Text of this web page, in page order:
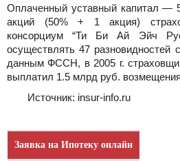
Оплаченный уставный капитал —
акций (50% + 1 акция)
консорциум “Ти Би Ай Эйч
осуществлять 47 разновидностей
данным ФССН, в 2005 г.
выплатил 1.5 млрд руб.
Источник: insur-info.ru
Заявка на Ипотеку онлайн